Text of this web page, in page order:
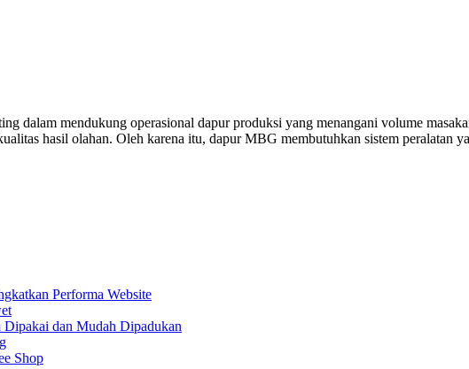
dalam mendukung operasional dapur produksi yang menangani volume
hasil olahan. Oleh karena itu, dapur MBG membutuhkan sistem peralatan
Performa Website
dan Mudah Dipadukan
Shop